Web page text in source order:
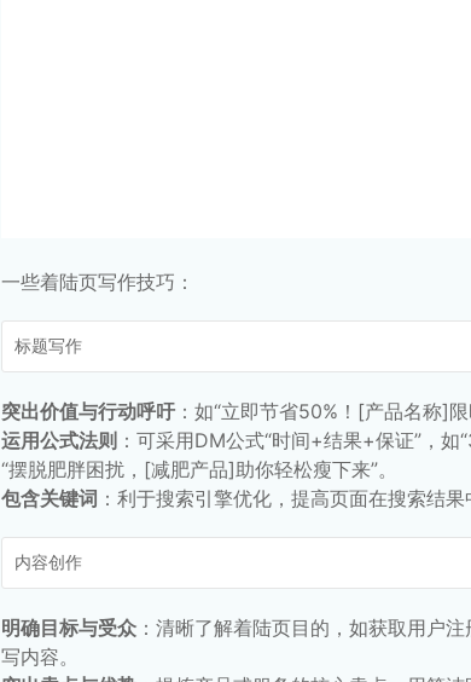
一些着陆页写作技巧：
标题写作
突出价值与行动呼吁：如“立即节省50%！[产品名称]
运用公式法则 ：可采用DM公式“时间+结果+保证”，
“摆脱肥胖困扰，[减肥产品]助你轻松瘦下来”。
包含关键词 ：利于搜索引擎优化，提高页面在搜索结
内容创作
明确目标与受众：清晰了解着陆页目的，如获取用户
写内容。